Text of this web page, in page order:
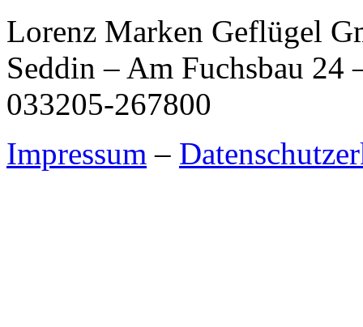
Lorenz Marken Geflügel
Seddin – Am Fuchsbau 24
033205-267800
Impressum –